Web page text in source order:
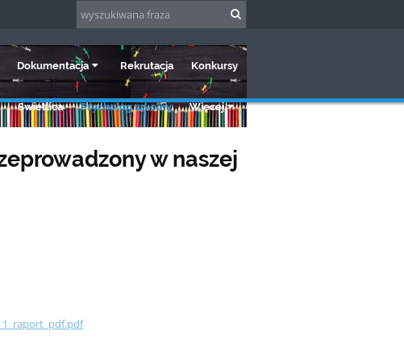
Dokumentacja Rekrutacja Konkursy
Świetlica Psycholog szkolny Więcej
w naszej